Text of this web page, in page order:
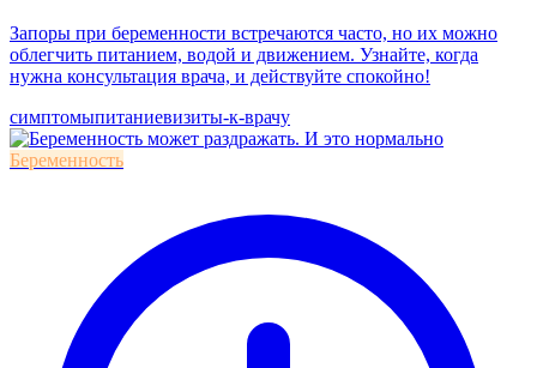
Запоры при беременности встречаются часто, но их можно
облегчить питанием, водой и движением. Узнайте, когда
нужна консультация врача, и действуйте спокойно!
симптомыпитаниевизиты-к-врачу
Беременность